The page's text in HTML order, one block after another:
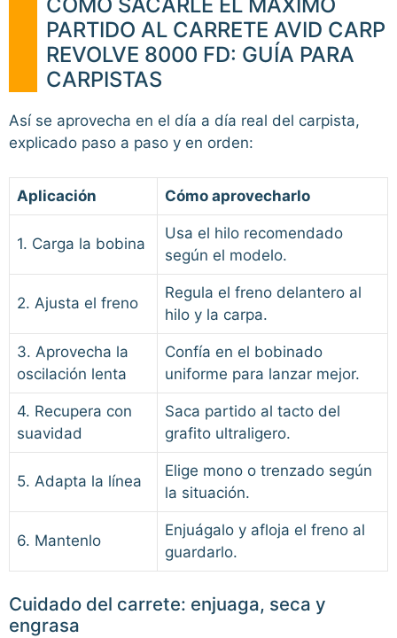
PARTIDO AL CARRETE AVID CARP
REVOLVE 8000 FD: GUÍA PARA
CARPISTAS
Así se aprovecha en el día a día real del carpista,
explicado paso a paso y en orden:
Aplicación Cómo aprovecharlo
1. Carga la bobina
Usa el hilo recomendado
según el modelo.
2. Ajusta el freno
Regula el freno delantero al
hilo y la carpa.
3. Aprovecha la
oscilación lenta
Confía en el bobinado
uniforme para lanzar mejor.
4. Recupera con
suavidad
Saca partido al tacto del
grafito ultraligero.
5. Adapta la línea
Elige mono o trenzado según
la situación.
6. Mantenlo
Enjuágalo y afloja el freno al
guardarlo.
Cuidado del carrete: enjuaga, seca y
engrasa